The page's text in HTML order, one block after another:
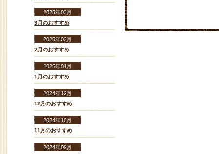
2025年03月
3月のおすすめ
2025年02月
2月のおすすめ
2025年01月
1月のおすすめ
2024年12月
12月のおすすめ
2024年10月
11月のおすすめ
2024年09月